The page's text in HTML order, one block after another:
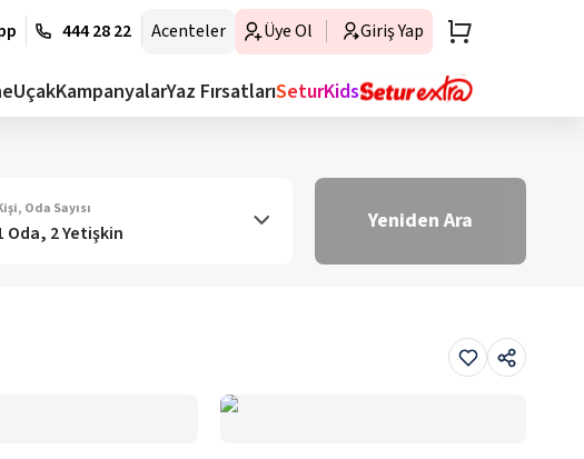
444 28 22 Acenteler Üye Ol Giriş Yap
UçakKampanyalarYaz FırsatlarıSeturKids
Oda Sayısı
Oda, 2 Yetişkin Yeniden Ara